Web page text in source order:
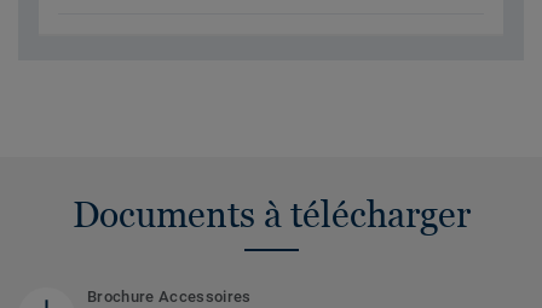
Documents à télécharger
Brochure Accessoires